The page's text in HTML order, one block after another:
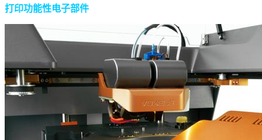
打印功能性电子部件